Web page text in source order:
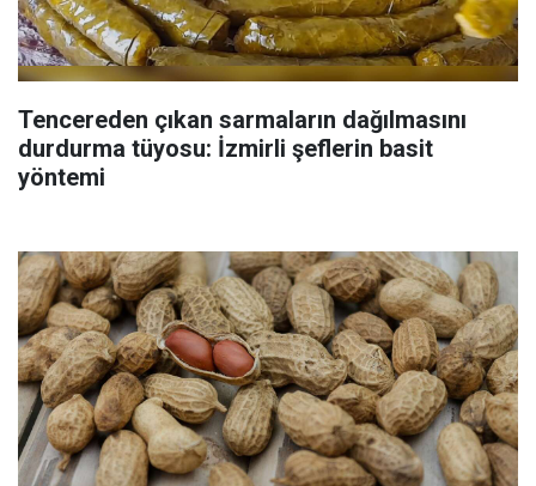
Tencereden çıkan sarmaların dağılmasını
durdurma tüyosu: İzmirli şeflerin basit
yöntemi